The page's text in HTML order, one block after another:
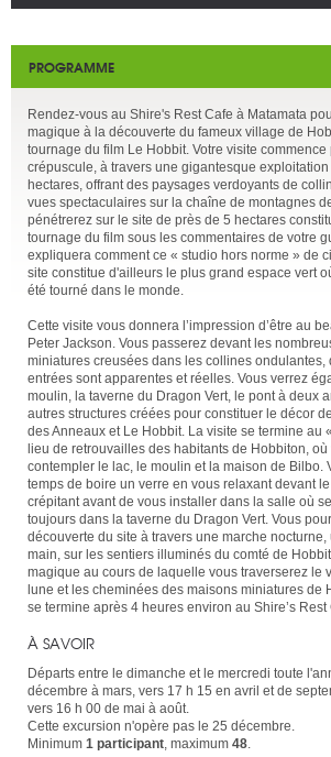
PROGRAMME
Rendez-vous au Shire's Rest Cafe à Matamata
magique à la découverte du fameux village de
tournage du film Le Hobbit. Votre visite commence
crépuscule, à travers une gigantesque
hectares, offrant des paysages verdoyants de
vues spectaculaires sur la chaîne de montagnes
pénétrerez sur le site de près de 5 hectares
tournage du film sous les commentaires de votre
expliquera comment ce « studio hors norme » de
site constitue d'ailleurs le plus grand espace vert
été tourné dans le monde.
Cette visite vous donnera l’impression d’être au
Peter Jackson. Vous passerez devant les
miniatures creusées dans les collines ondulantes,
entrées sont apparentes et réelles. Vous verrez
moulin, la taverne du Dragon Vert, le pont à deux
autres structures créées pour constituer le décor
des Anneaux et Le Hobbit. La visite se termine au
lieu de retrouvailles des habitants de Hobbiton,
contempler le lac, le moulin et la maison de Bilbo.
temps de boire un verre en vous relaxant devant
crépitant avant de vous installer dans la salle où
toujours dans la taverne du Dragon Vert. Vous
découverte du site à travers une marche
main, sur les sentiers illuminés du comté de
magique au cours de laquelle vous traverserez le
lune et les cheminées des maisons miniatures de
se termine après 4 heures environ au Shire’s Rest
À SAVOIR
Départs entre le dimanche et le mercredi toute
décembre à mars, vers 17 h 15 en avril et de
vers 16 h 00 de mai à août.
Cette excursion n'opère pas le 25 décembre.
Minimum 1 participant , maximum 48